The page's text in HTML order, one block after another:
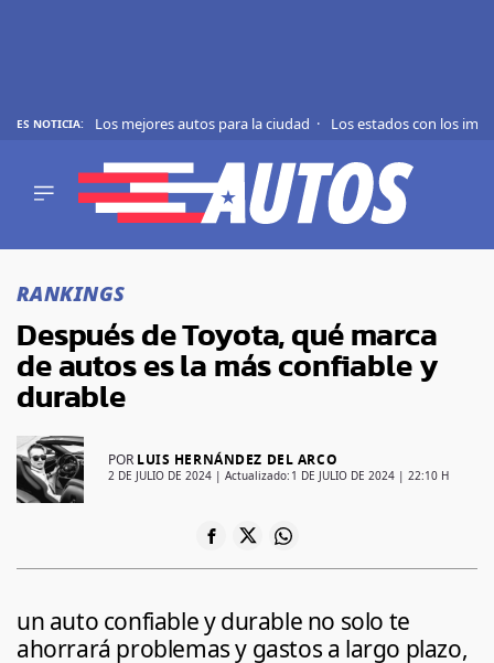
ES NOTICIA: Los mejores autos para la ciudad Los estados con los
SHOWS
CURIOSIDADES
MARCAS
RANKINGS
SÍGUENOS
RANKINGS
Después de Toyota, qué marca
de autos es la más confiable y
durable
POR LUIS HERNÁNDEZ DEL ARCO
2 DE JULIO DE 2024 | Actualizado: 1 DE JULIO DE 2024 | 22:10 H
un auto confiable y durable no solo te
ahorrará problemas y gastos a largo plazo,